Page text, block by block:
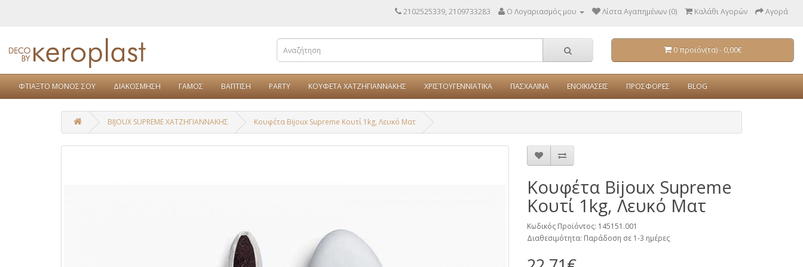
2102525339, 2109733283 Ο Λογαριασμός μου Λίστα Αγαπημένων (0) Καλάθι Αγορών Αγορά
0 προϊόν(τα) - 0,00€
ΦΤΙΑΞΤΟ ΜΟΝΟΣ ΣΟΥ ΔΙΑΚΟΣΜΗΣΗ ΓΑΜΟΣ ΒΑΠΤΙΣΗ PARTY ΚΟΥΦΕΤΑ ΧΑΤΖΗΓΙΑΝΝΑΚΗΣ ΧΡΙΣΤΟΥΓΕΝΝΙΑΤΙΚΑ ΠΑΣΧΑΛΙΝΑ ΕΝΟΙΚΙΑΣΕΙΣ ΠΡΟΣΦΟΡΕΣ BLOG
BIJOUX SUPREME ΧΑΤΖΗΓΙΑΝΝΑΚΗΣ Κουφέτα Bijoux Supreme Κουτί 1kg, Λευκό Ματ
Κουφέτα Bijoux Supreme
Κουτί 1kg, Λευκό Ματ
Κωδικός Προϊόντος: 145151.001
Διαθεσιμότητα: Παράδοση σε 1-3 ημέρες